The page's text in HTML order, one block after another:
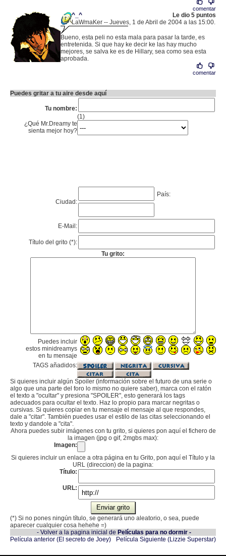
comentar
^_^
Le dio 5 puntos
LaWmaKer -- Jueves, 1 de Abril de 2004 a las 15:00.
Bueno, esta peli no esta mala para pasar la tarde, es
entretenida. Si que hay ke decir ke las hay mucho
mejores, se salva ke es de Hillary, sea como sea esta
aprobada.
comentar
Puedes gritar a tu aire desde aquí
Tu nombre:
(1)
¿Qué Mr.Dreamy te
sienta mejor hoy?
Ciudad:
País:
E-Mail:
Título del grito (*):
Tu grito:
Puedes incluir
estos minidreamys
en tu mensaje
TAGS añadidos:
Si quieres incluir algún Spoiler (información sobre el futuro de una serie o
algo que una parte del foro lo mismo no quiere saber), marca con el ratón
el texto a "ocultar" y presiona "SPOILER", esto generará los tags
adecuados para ocultar el texto. Haz lo propio para marcar negritas o
cursivas. Si quieres copiar en tu mensaje el mensaje al que respondes,
dale a "citar". También puedes usar el estilo de las citas seleccionando el
texto y dandole a "cita".
Ahora puedes subir imágenes con tu grito, si quieres pon aquí el fichero de
la imagen (jpg o gif, 2mgbs max):
Imagen:
Si quieres incluir un enlace a otra página en tu Grito, pon aquí el Título y la
URL (direccion) de la pagina:
Título:
URL:
(*) Si no pones ningún título, se generará uno aleatorio, o sea, puede
aparecer cualquier cosa hehehe =)
- Volver a la pagina inicial de Películas para no dormir -
Película anterior (El secreto de Joey)
Película Siguiente (Lizzie Superstar)